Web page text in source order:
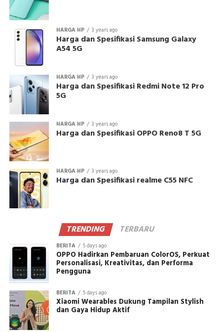
HARGA HP 3 years ago
Harga dan Spesifikasi Samsung Galaxy
A54 5G
HARGA HP 3 years ago
Harga dan Spesifikasi Redmi Note 12 Pro
5G
HARGA HP 3 years ago
Harga dan Spesifikasi OPPO Reno8 T 5G
HARGA HP 3 years ago
Harga dan Spesifikasi realme C55 NFC
TRENDING TERBARU
BERITA 5 days ago
OPPO Hadirkan Pembaruan ColorOS, Perkuat
Personalisasi, Kreativitas, dan Performa
Pengguna
BERITA 5 days ago
Xiaomi Wearables Dukung Tampilan Stylish
dan Gaya Hidup Aktif